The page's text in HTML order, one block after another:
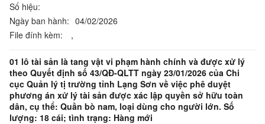
Số hiệu:
Ngày ban hành: 04/02/2026
File đính kèm:
,
01 lô tài sản là tang vật vi phạm hành chính và được xử lý
theo Quyết định số 43/QĐ-QLTT ngày 23/01/2026 của Chi
cục Quản lý tị trường tỉnh Lạng Sơn về việc phê duyệt
phương án xử lý tài sản được xác lập quyền sở hữu toàn
dân, cụ thể: Quần bò nam, loại dùng cho người lớn. Số
lượng: 18 cái; tình trạng: Hàng mới